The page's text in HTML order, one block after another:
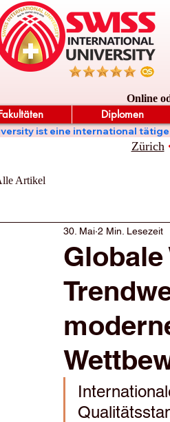
Online
Diplomen
ist eine international
Zürich
Artikel
30. Mai 2 Min. Lesezeit